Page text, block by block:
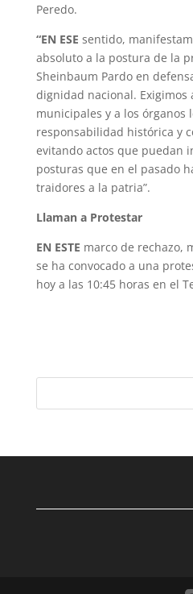
Peredo.
“EN ESE sentido,
absoluto a la postura de la
Sheinbaum Pardo en
dignidad nacional. Exigimos
municipales y a los órganos
responsabilidad histórica y
evitando actos que puedan
posturas que en el pasado
traidores a la patria”.
Llaman a Protestar
EN ESTE marco de rechazo,
se ha convocado a una
hoy a las 10:45 horas en el